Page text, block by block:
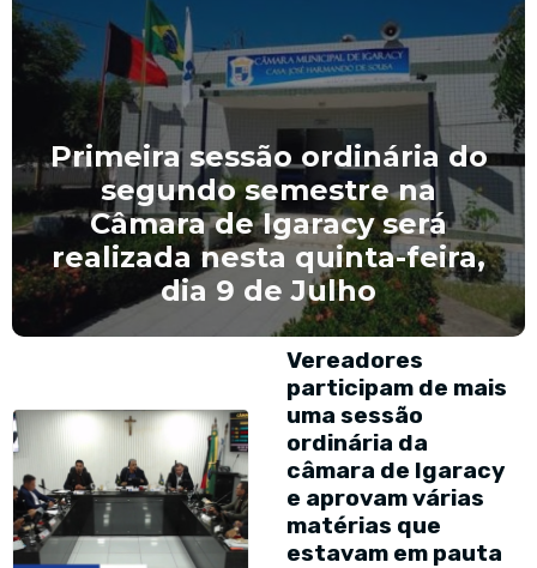
do
Câmara de Igaracy
Sessão Extraordinária
conclui pauta
Vereadores
participam de mais
uma sessão
ordinária da
câmara de Igaracy
e aprovam várias
matérias que
estavam em pauta